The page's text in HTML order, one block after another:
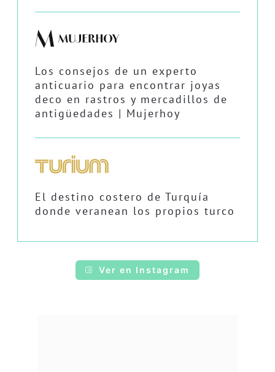
Los consejos de un experto
anticuario para encontrar joyas
deco en rastros y mercadillos de
antigüedades | Mujerhoy
El destino costero de Turquía
donde veranean los propios turco
Ver en Instagram